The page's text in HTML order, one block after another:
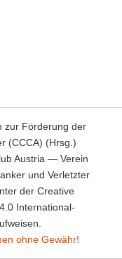
zur Förderung der
(CCCA) (Hrsg.)
Austria — Verein
und Verletzter
der Creative
International-
ohne Gewähr!